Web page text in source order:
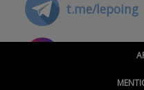
t.me/lepoing